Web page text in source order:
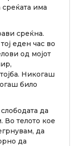
има
среќна.
еден час во
од мојот
Никогаш
било
да
Во телото кое
да
да